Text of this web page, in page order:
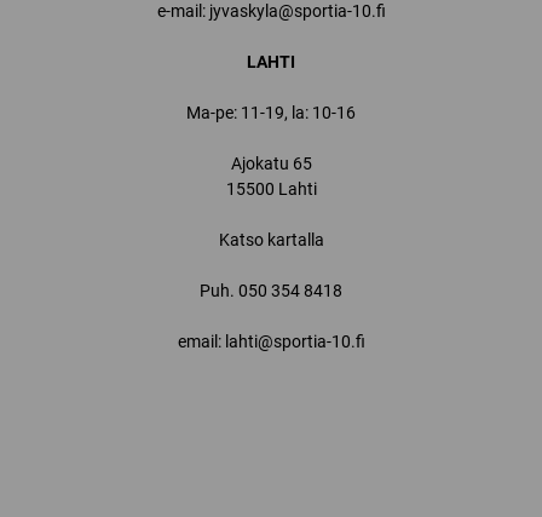
e-mail: jyvaskyla@sportia-10.fi
LAHTI
Ma-pe: 11-19, la: 10-16
Ajokatu 65
15500 Lahti
Katso kartalla
Puh. 050 354 8418
email: lahti@sportia-10.fi